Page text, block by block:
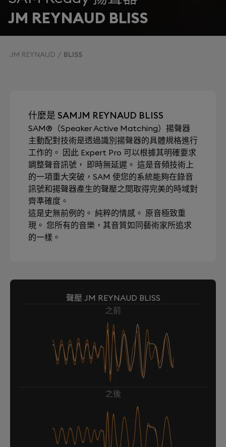
JM REYNAUD BLISS
JM REYNAUD BLISS
什麼是 SAMJM REYNAUD BLISS
SAM®（Speaker Active Matching）揚聲器
主動配對技術是透過識別揚聲器的具體規格進行
工作的。 因此 Expert Pro 可以根據其明確要求
調整聲音訊號， 即時無延遲。 這是音頻技術上
的一項重大突破，SAM 使您的系統能夠在錄音
訊號和揚聲器產生的聲壓之間取得完美的時域對
齊準確度。
這是史無前例的。 純粹的情感。 原音極致重
現。 您所有的音樂，其音質如同藝術家所追求
的一樣。
聲壓 JM REYNAUD BLISS
之前
之後